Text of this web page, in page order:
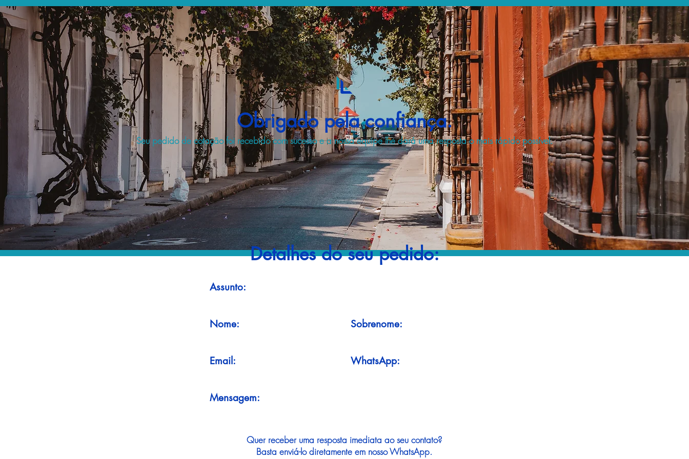
Obrigado pela confiança.
Seu pedido de cotação foi recebido com sucesso e a nossa equipe lhe dará uma resposta o mais rápido possível.
Detalhes do seu pedido:
Assunto:
Nome: Sobrenome:
Email: WhatsApp:
Mensagem:
Quer receber uma resposta imediata ao seu contato?
Basta enviá-lo diretamente em nosso WhatsApp.